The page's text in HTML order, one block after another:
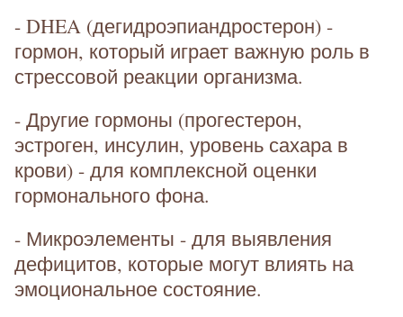
- DHEA (дегидроэпиандростерон) -
гормон, который играет важную роль в
стрессовой реакции организма.
- Другие гормоны (прогестерон,
эстроген, инсулин, уровень сахара в
крови) - для комплексной оценки
гормонального фона.
- Микроэлементы - для выявления
дефицитов, которые могут влиять на
эмоциональное состояние.